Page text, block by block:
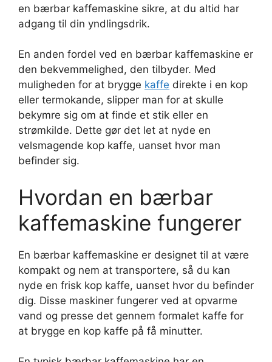
en bærbar kaffemaskine sikre, at du altid har
adgang til din yndlingsdrik.
En anden fordel ved en bærbar kaffemaskine er
den bekvemmelighed, den tilbyder. Med
muligheden for at brygge kaffe direkte i en kop
eller termokande, slipper man for at skulle
bekymre sig om at finde et stik eller en
strømkilde. Dette gør det let at nyde en
velsmagende kop kaffe, uanset hvor man
befinder sig.
Hvordan en bærbar
kaffemaskine fungerer
En bærbar kaffemaskine er designet til at være
kompakt og nem at transportere, så du kan
nyde en frisk kop kaffe, uanset hvor du befinder
dig. Disse maskiner fungerer ved at opvarme
vand og presse det gennem formalet kaffe for
at brygge en kop kaffe på få minutter.